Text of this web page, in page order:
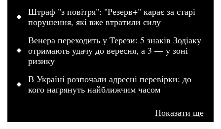
Штраф "з повітря": "Резерв+" карає за старі
порушення, які вже втратили силу
Венера переходить у Терези: 5 знаків Зодіаку
отримають удачу до вересня, а 3 — у зоні
ризику
В Україні розпочали адресні перевірки: до
кого нагрянуть найближчим часом
Показати ще